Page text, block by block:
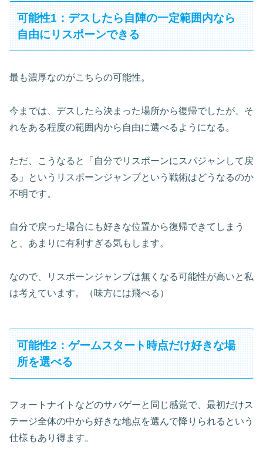
可能性1：デスしたら自陣の一定範囲内なら
自由にリスポーンできる
最も濃厚なのがこちらの可能性。
今までは、デスしたら決まった場所から復帰でしたが、そ
れをある程度の範囲内から自由に選べるようになる。
ただ、こうなると「自分でリスポーンにスパジャンして戻
る」というリスポーンジャンプという戦術はどうなるのか
不明です。
自分で戻った場合にも好きな位置から復帰できてしまう
と、あまりに有利すぎる気もします。
なので、リスポーンジャンプは無くなる可能性が高いと私
は考えています。（味方には飛べる）
可能性2：ゲームスタート時点だけ好きな場
所を選べる
フォートナイトなどのサバゲーと同じ感覚で、最初だけス
テージ全体の中から好きな地点を選んで降りられるという
仕様もあり得ます。